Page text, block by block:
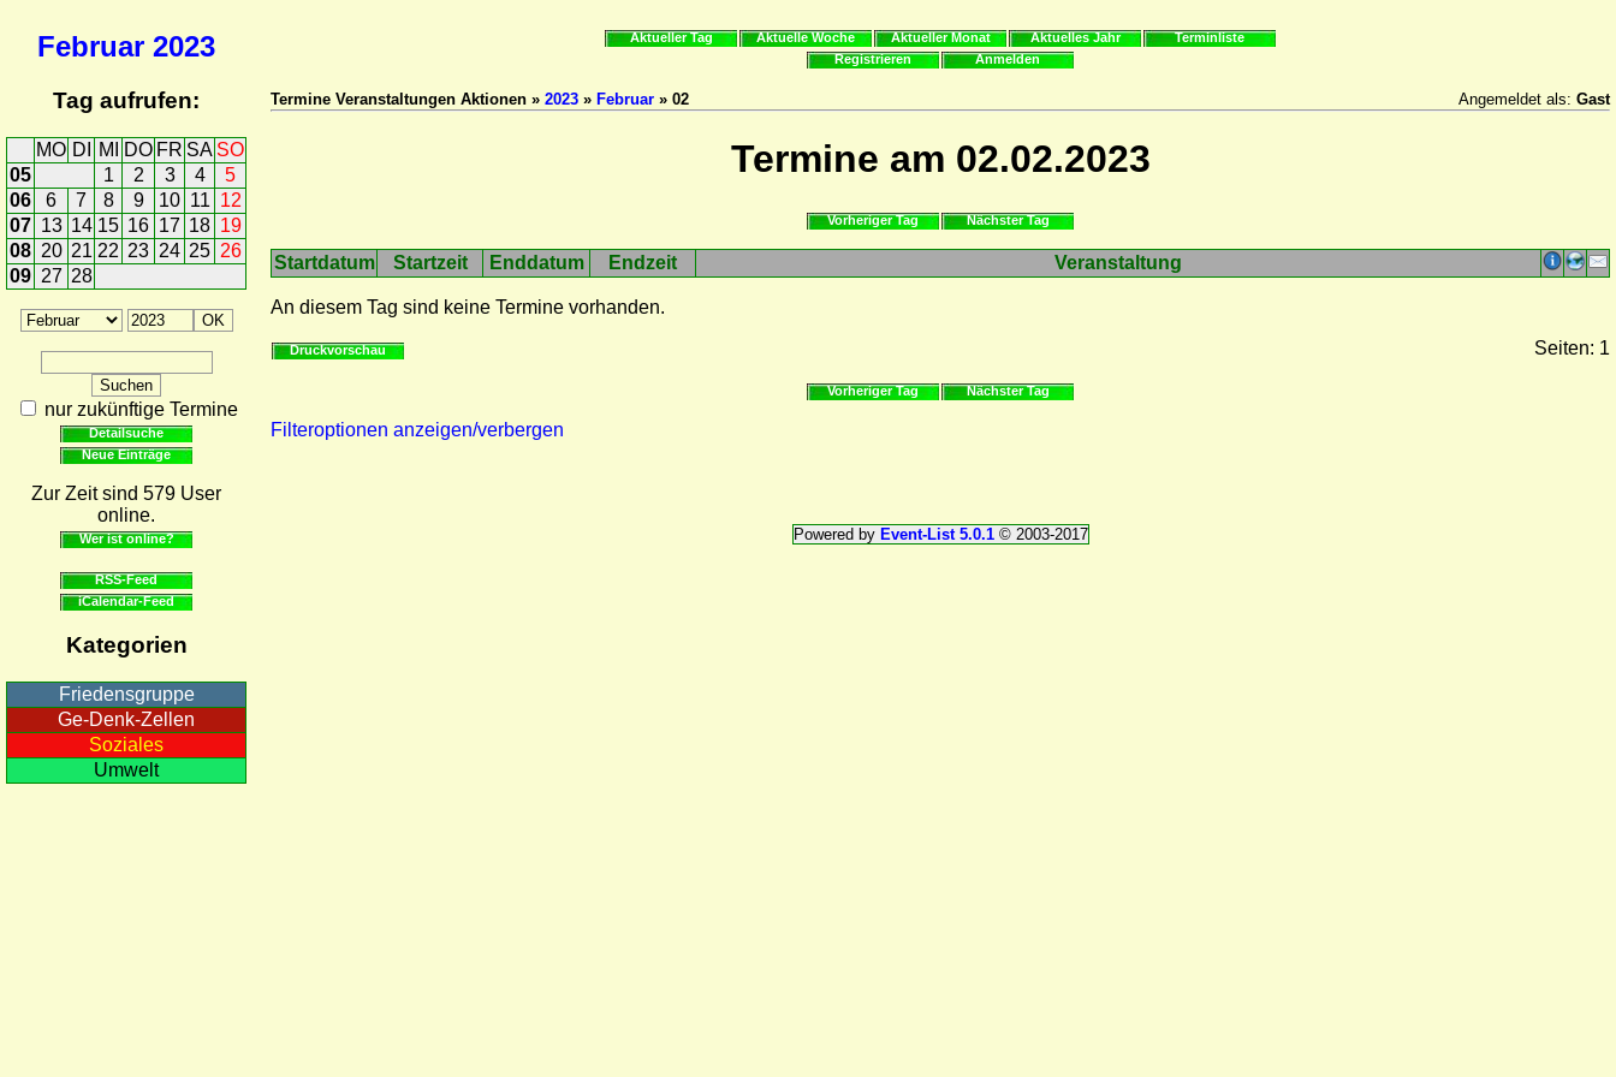
Februar 2023
Tag aufrufen:
MO DI MI DO FR SA SO
05
1 2 3 4
5
06
6 7 8 9 10 11 12
07 13 14 15 16 17 18 19
08 20 21 22 23 24 25 26
09 27 28
nur zukünftige Termine
Detailsuche
Neue Einträge
Zur Zeit sind 579 User
online.
Wer ist online?
RSS-Feed
iCalendar-Feed
Kategorien
Friedensgruppe
Ge-Denk-Zellen
Soziales
Umwelt
Aktueller Tag Aktuelle Woche Aktueller Monat Aktuelles Jahr
Terminliste
Registrieren
Anmelden
Termine Veranstaltungen Aktionen » 2023 » Februar » 02 Angemeldet als: Gast
Termine am 02.02.2023
Vorheriger Tag Nächster Tag
Startdatum Startzeit Enddatum Endzeit Veranstaltung
An diesem Tag sind keine Termine vorhanden.
Druckvorschau Seiten: 1
Vorheriger Tag Nächster Tag
Filteroptionen anzeigen/verbergen
Powered by Event-List 5.0.1© 2003-2017